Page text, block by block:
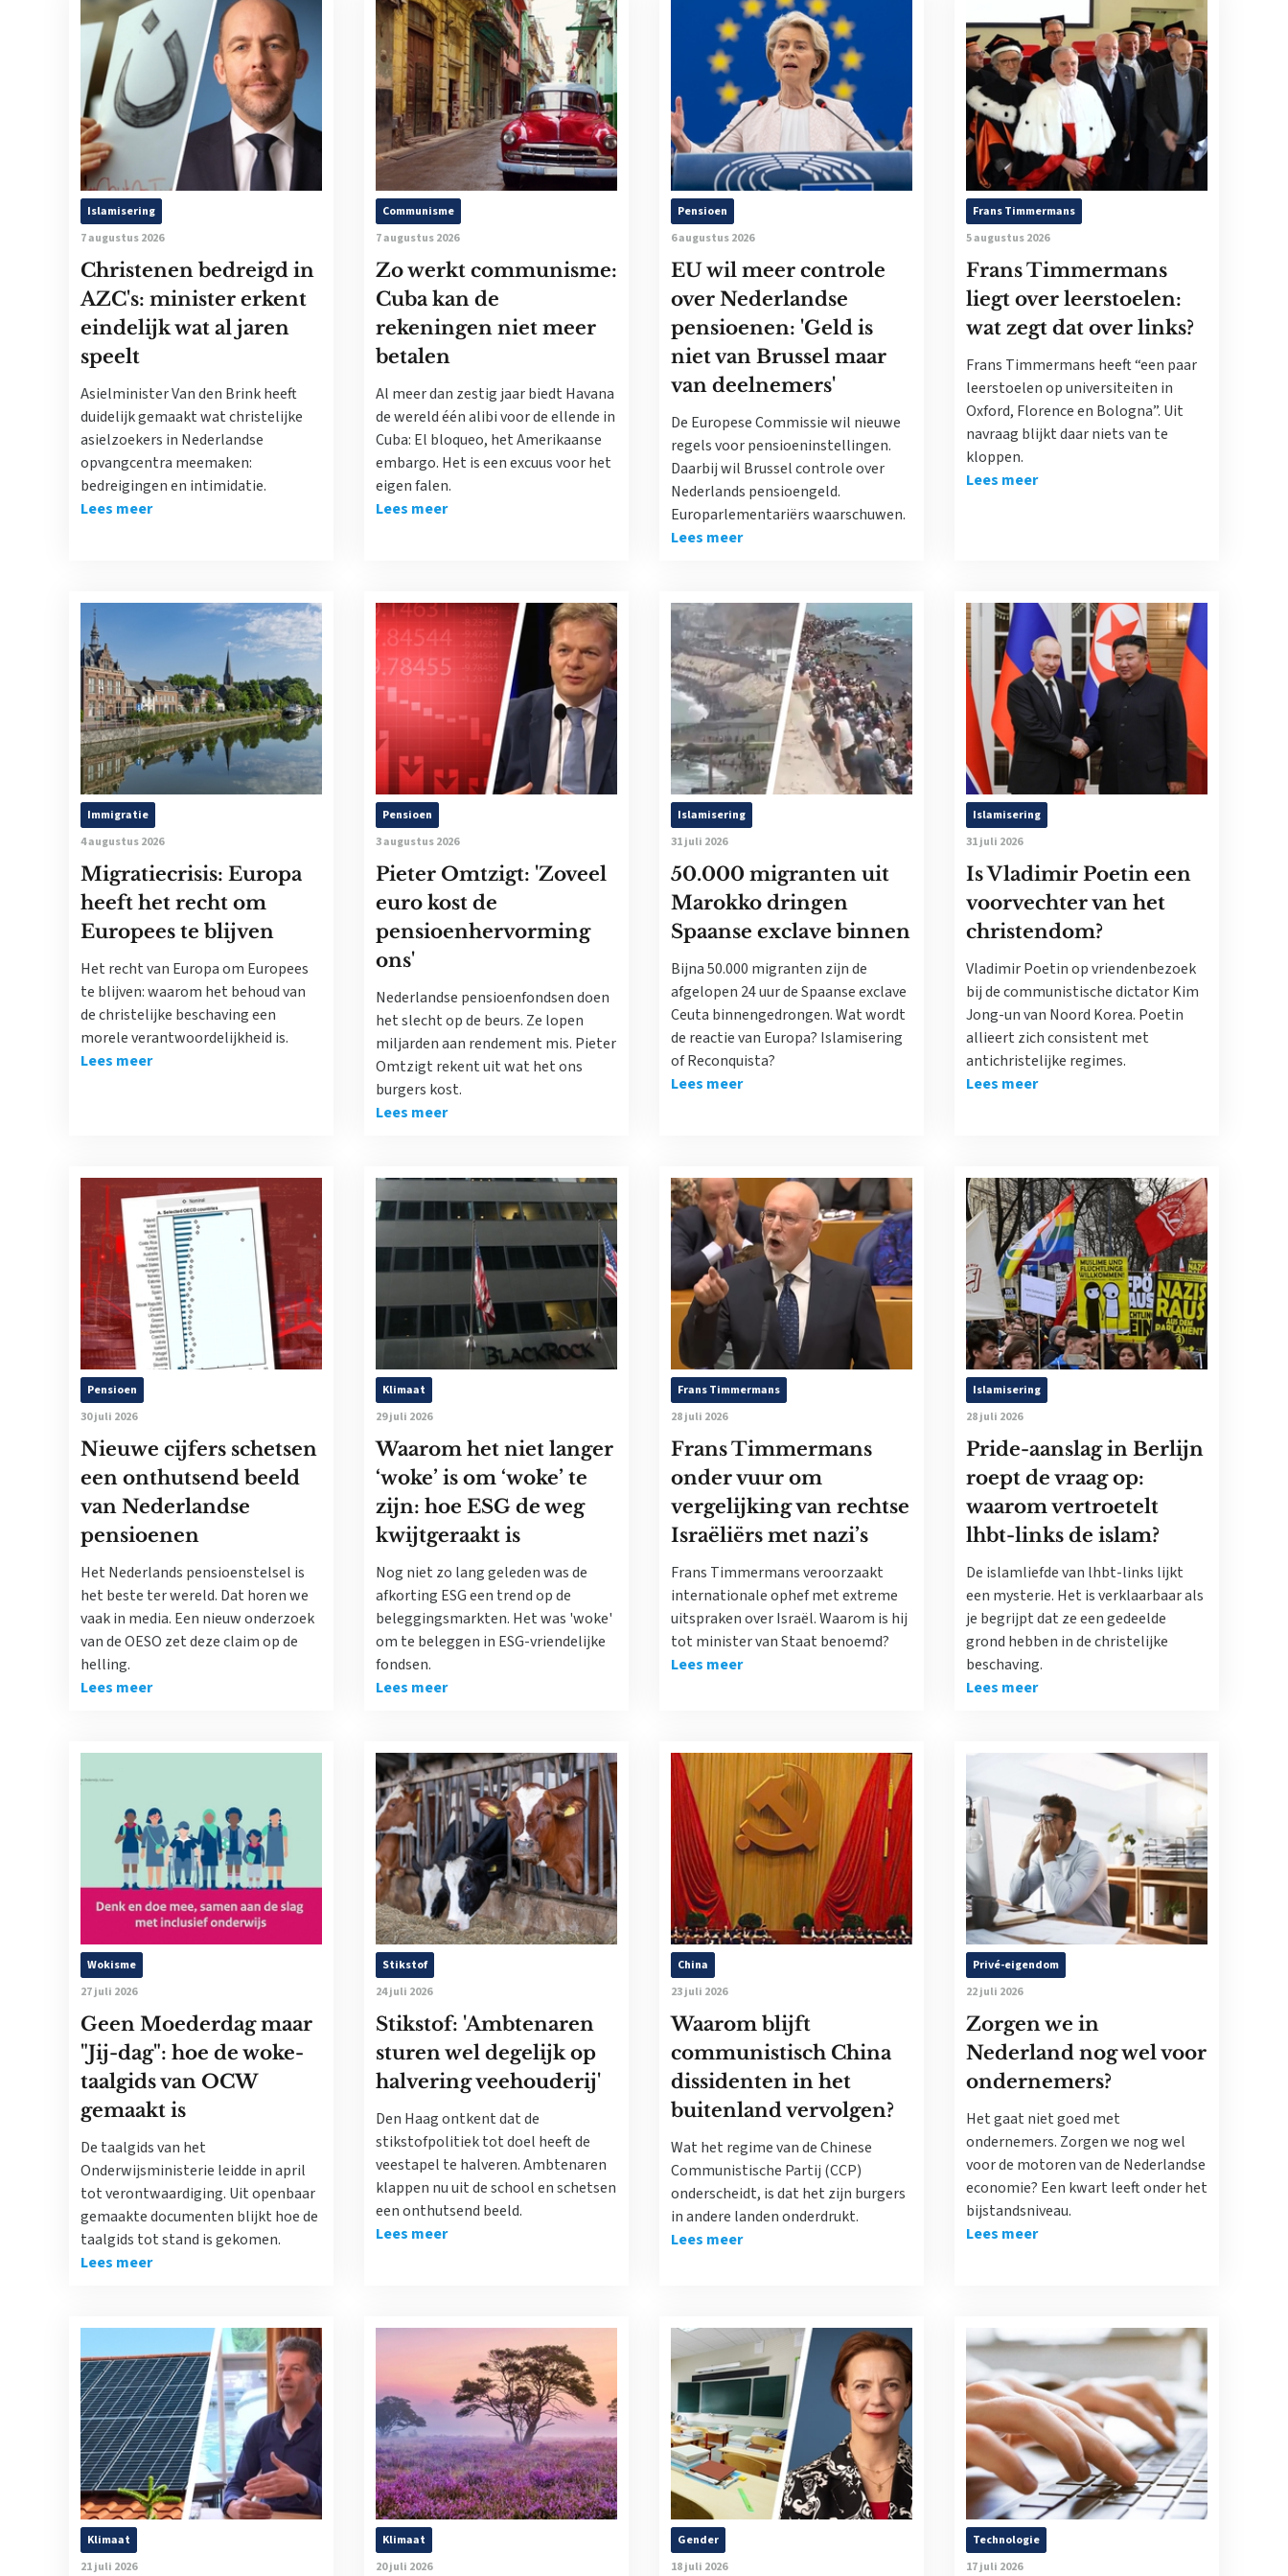
Islamisering
7 augustus 2026
Christenen bedreigd in
AZC's: minister erkent
eindelijk wat al jaren
speelt
Asielminister Van den Brink heeft
duidelijk gemaakt wat christelijke
asielzoekers in Nederlandse
opvangcentra meemaken:
bedreigingen en intimidatie.
Lees meer
Communisme
7 augustus 2026
Zo werkt communisme:
Cuba kan de
rekeningen niet meer
betalen
Al meer dan zestig jaar biedt Havana
de wereld één alibi voor de ellende in
Cuba: El bloqueo, het Amerikaanse
embargo. Het is een excuus voor het
eigen falen.
Lees meer
Pensioen
6 augustus 2026
EU wil meer controle
over Nederlandse
pensioenen: 'Geld is
niet van Brussel maar
van deelnemers'
De Europese Commissie wil nieuwe
regels voor pensioeninstellingen.
Daarbij wil Brussel controle over
Nederlands pensioengeld.
Europarlementariërs waarschuwen.
Lees meer
Frans Timmermans
5 augustus 2026
Frans Timmermans
liegt over leerstoelen:
wat zegt dat over links?
Frans Timmermans heeft “een paar
leerstoelen op universiteiten in
Oxford, Florence en Bologna”. Uit
navraag blijkt daar niets van te
kloppen.
Lees meer
Immigratie
4 augustus 2026
Migratiecrisis: Europa
heeft het recht om
Europees te blijven
Het recht van Europa om Europees
te blijven: waarom het behoud van
de christelijke beschaving een
morele verantwoordelijkheid is.
Lees meer
Pensioen
3 augustus 2026
Pieter Omtzigt: 'Zoveel
euro kost de
pensioenhervorming
ons'
Nederlandse pensioenfondsen doen
het slecht op de beurs. Ze lopen
miljarden aan rendement mis. Pieter
Omtzigt rekent uit wat het ons
burgers kost.
Lees meer
Islamisering
31 juli 2026
50.000 migranten uit
Marokko dringen
Spaanse exclave binnen
Bijna 50.000 migranten zijn de
afgelopen 24 uur de Spaanse exclave
Ceuta binnengedrongen. Wat wordt
de reactie van Europa? Islamisering
of Reconquista?
Lees meer
Islamisering
31 juli 2026
Is Vladimir Poetin een
voorvechter van het
christendom?
Vladimir Poetin op vriendenbezoek
bij de communistische dictator Kim
Jong-un van Noord Korea. Poetin
allieert zich consistent met
antichristelijke regimes.
Lees meer
Pensioen
30 juli 2026
Nieuwe cijfers schetsen
een onthutsend beeld
van Nederlandse
pensioenen
Het Nederlands pensioenstelsel is
het beste ter wereld. Dat horen we
vaak in media. Een nieuw onderzoek
van de OESO zet deze claim op de
helling.
Lees meer
Klimaat
29 juli 2026
Waarom het niet langer
‘woke’ is om ‘woke’ te
zijn: hoe ESG de weg
kwijtgeraakt is
Nog niet zo lang geleden was de
afkorting ESG een trend op de
beleggingsmarkten. Het was 'woke'
om te beleggen in ESG-vriendelijke
fondsen.
Lees meer
Frans Timmermans
28 juli 2026
Frans Timmermans
onder vuur om
vergelijking van rechtse
Israëliërs met nazi’s
Frans Timmermans veroorzaakt
internationale ophef met extreme
uitspraken over Israël. Waarom is hij
tot minister van Staat benoemd?
Lees meer
Islamisering
28 juli 2026
Pride-aanslag in Berlijn
roept de vraag op:
waarom vertroetelt
lhbt-links de islam?
De islamliefde van lhbt-links lijkt
een mysterie. Het is verklaarbaar als
je begrijpt dat ze een gedeelde
grond hebben in de christelijke
beschaving.
Lees meer
Wokisme
27 juli 2026
Geen Moederdag maar
"Jij-dag": hoe de woke-
taalgids van OCW
gemaakt is
De taalgids van het
Onderwijsministerie leidde in april
tot verontwaardiging. Uit openbaar
gemaakte documenten blijkt hoe de
taalgids tot stand is gekomen.
Lees meer
Stikstof
24 juli 2026
Stikstof: 'Ambtenaren
sturen wel degelijk op
halvering veehouderij'
Den Haag ontkent dat de
stikstofpolitiek tot doel heeft de
veestapel te halveren. Ambtenaren
klappen nu uit de school en schetsen
een onthutsend beeld.
Lees meer
China
23 juli 2026
Waarom blijft
communistisch China
dissidenten in het
buitenland vervolgen?
Wat het regime van de Chinese
Communistische Partij (CCP)
onderscheidt, is dat het zijn burgers
in andere landen onderdrukt.
Lees meer
Privé-eigendom
22 juli 2026
Zorgen we in
Nederland nog wel voor
ondernemers?
Het gaat niet goed met
ondernemers. Zorgen we nog wel
voor de motoren van de Nederlandse
economie? Een kwart leeft onder het
bijstandsniveau.
Lees meer
Klimaat
21 juli 2026
Klimaat
20 juli 2026
Gender
18 juli 2026
Technologie
17 juli 2026